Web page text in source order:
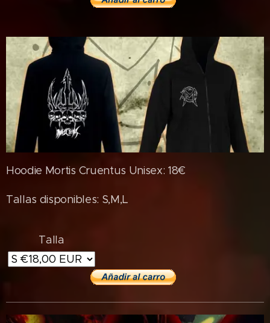
Hoodie Mortis Cruentus Unisex: 18€
Tallas disponibles: S,M,L
Talla